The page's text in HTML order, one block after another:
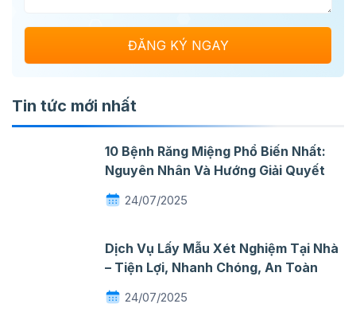
Tin tức mới nhất
10 Bệnh Răng Miệng Phổ Biến Nhất:
Nguyên Nhân Và Hướng Giải Quyết
24/07/2025
Dịch Vụ Lấy Mẫu Xét Nghiệm Tại Nhà
– Tiện Lợi, Nhanh Chóng, An Toàn
24/07/2025